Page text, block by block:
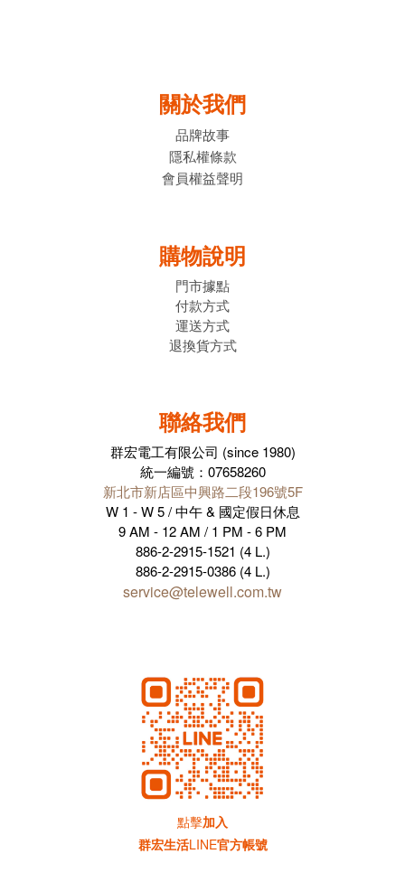
關於我們
品牌故事
隱私權條款
會員權益聲明
購物說明
門市據點
付款方式
運送方式
退換貨方式
聯絡我們
群宏電工有限公司 (since 1980)
統一編號：07658260
新北市新店區中興路二段196號5F
W 1 - W 5 / 中午 & 國定假日休息
9 AM - 12 AM / 1 PM - 6 PM
886-2-2915-1521 (4 L.)
886-2-2915-0386 (4 L.)
service@telewell.com.tw
點擊加入
群宏生活LINE官方帳號